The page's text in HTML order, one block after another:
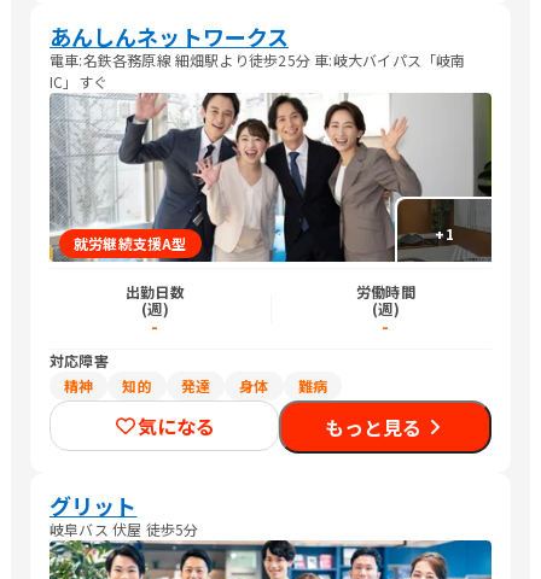
あんしんネットワークス
電車:名鉄各務原線 細畑駅より徒歩25分 車:岐大バイパス「岐南
IC」すぐ
+1
就労継続支援A型
出勤日数
(週)
-
労働時間
(週)
-
対応障害
精神
知的 発達 身体 難病
気になる もっと見る
グリット
岐阜バス 伏屋 徒歩5分